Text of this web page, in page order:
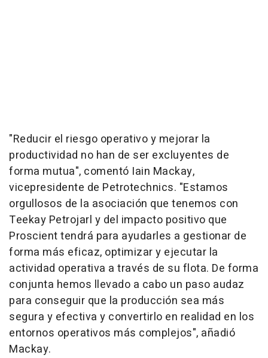
"Reducir el riesgo operativo y mejorar la
productividad no han de ser excluyentes de
forma mutua", comentó Iain Mackay,
vicepresidente de Petrotechnics. "Estamos
orgullosos de la asociación que tenemos con
Teekay Petrojarl y del impacto positivo que
Proscient tendrá para ayudarles a gestionar de
forma más eficaz, optimizar y ejecutar la
actividad operativa a través de su flota. De forma
conjunta hemos llevado a cabo un paso audaz
para conseguir que la producción sea más
segura y efectiva y convertirlo en realidad en los
entornos operativos más complejos", añadió
Mackay.